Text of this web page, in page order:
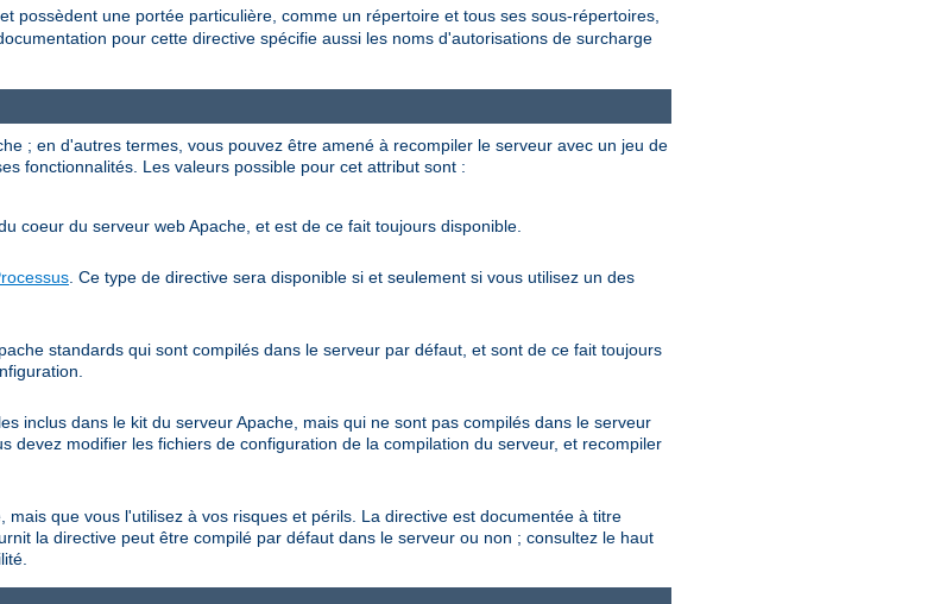
possèdent une portée particulière, comme un répertoire et tous ses sous-répertoires,
pour cette directive spécifie aussi les noms d'autorisations de surcharge
; en d'autres termes, vous pouvez être amené à recompiler le serveur avec un jeu de
fonctionnalités. Les valeurs possible pour cet attribut sont :
coeur du serveur web Apache, et est de ce fait toujours disponible.
. Ce type de directive sera disponible si et seulement si vous utilisez un des
standards qui sont compilés dans le serveur par défaut, et sont de ce fait toujours
inclus dans le kit du serveur Apache, mais qui ne sont pas compilés dans le serveur
devez modifier les fichiers de configuration de la compilation du serveur, et recompiler
que vous l'utilisez à vos risques et périls. La directive est documentée à titre
la directive peut être compilé par défaut dans le serveur ou non ; consultez le haut